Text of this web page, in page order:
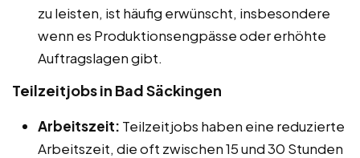
zu leisten, ist häufig erwünscht, insbesondere
wenn es Produktionsengpässe oder erhöhte
Auftragslagen gibt.
Teilzeitjobs in Bad Säckingen
Arbeitszeit: Teilzeitjobs haben eine reduzierte
Arbeitszeit, die oft zwischen 15 und 30 Stunden